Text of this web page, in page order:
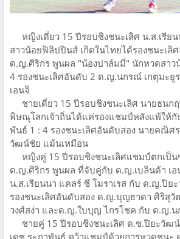
หญิงเดี่ยว 15 ปีรอบชิงชนะเลิศ น.ส.เรียน
สาวน้อยฟิลิปปินส์ เกิดในไทยได้รองชนะเลิ
ด.ญ.ศิริกร พูนผล "น้องปาล์มมี่" นักหวดสาว
4 รองชนะเลิศอันดับ 2 ด.ญ.นกรณ์ เกตุมะยู
เอนจิ
ชายเดี่ยว 15 ปีรอบชิงชนะเลิศ นายธนก
พิษณุโลกเจ้าถิ่นได้แค่รองแชมป์หลังแพ้ให้
พันธ์ 1 : 4 รองชนะเลิศอันดับสอง นายคณิศ
วัฒน์ชัย แม้นเหมือน
หญิงคู่ 15 ปีรอบชิงชนะเลิศแชมป์ตกเป็น
ด.ญ.ศิริกร พูนผล ที่จับคู่กับ ด.ญ.เบลินด้า เ
น.ส.เรียนนา แคลร์ ซี โมราเรส กับ ด.ญ.ปิย
รองชนะเลิศอันดับสอง ด.ญ.บุญธาดา ศิริสุ
วงศ์สง่า และด.ญ.ใบบุญ ไกรโชค กับ ด.ญ.น
ชายคู่ 15 ปีรอบชิงชนะเลิศ ด.ช.ปิยะวัฒ